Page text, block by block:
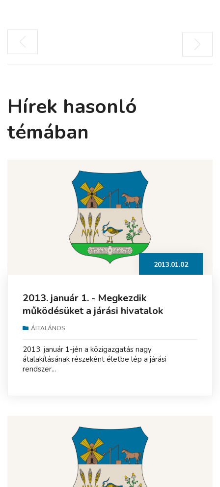
Hírek hasonló
témában
2013.01.02
2013. január 1. - Megkezdik
működésüket a járási hivatalok
ÁLTALÁNOS
2013. január 1-jén a közigazgatás nagy
átalakításának részeként életbe lép a járási
rendszer...